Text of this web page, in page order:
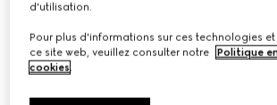
d'utilisation.
Pour plus d'informations sur ces technologies
ce site web, veuillez consulter notre
Politique
cookies.